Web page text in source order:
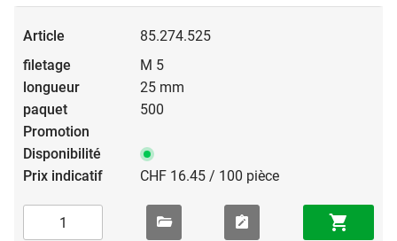
85.274.525
M 5
25 mm
500
CHF 16.45 / 100 pièce